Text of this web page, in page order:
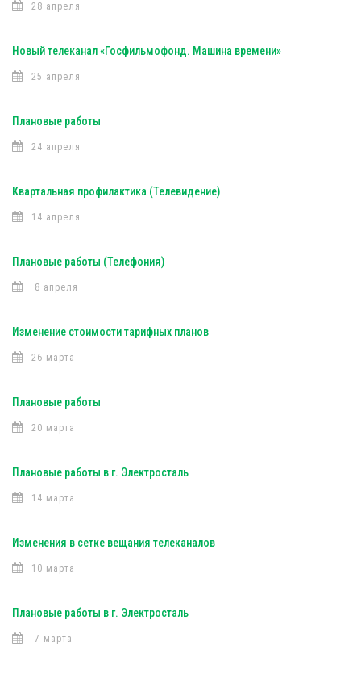
28 апреля
Новый телеканал «Госфильмофонд. Машина времени»
25 апреля
Плановые работы
24 апреля
Квартальная профилактика (Телевидение)
14 апреля
Плановые работы (Телефония)
8 апреля
Изменение стоимости тарифных планов
26 марта
Плановые работы
20 марта
Плановые работы в г. Электросталь
14 марта
Изменения в сетке вещания телеканалов
10 марта
Плановые работы в г. Электросталь
7 марта